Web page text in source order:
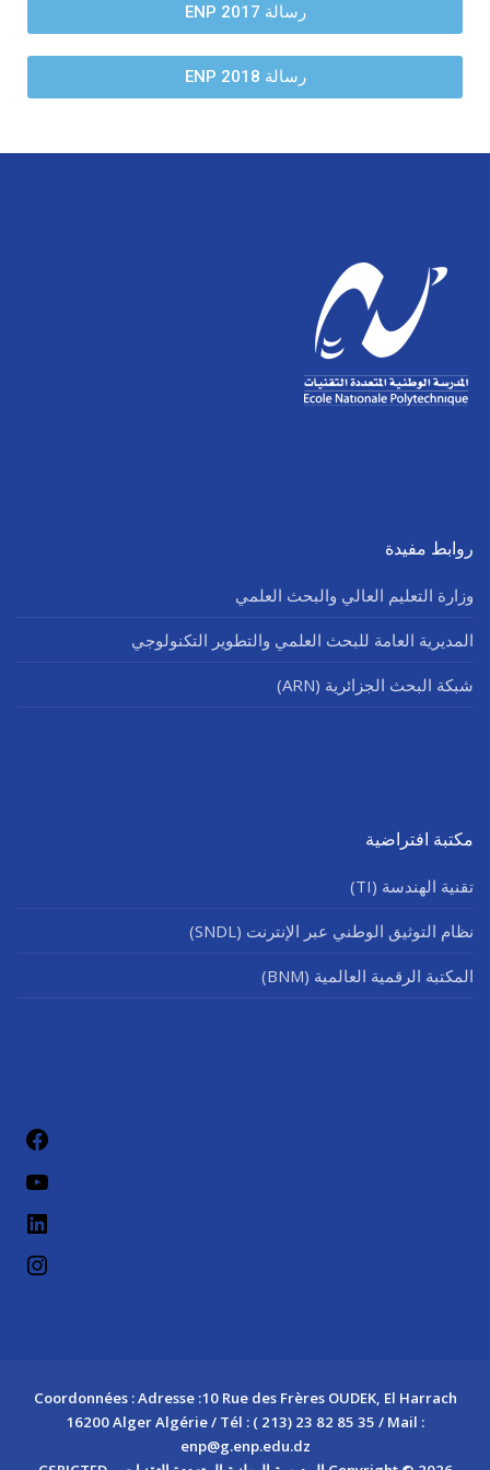
الأقــســــام الـتـحــضـيـريـــة
البرنامج الدراسي
عروض التكوين
الشهادات
رسالة ENP 2017
رسالة ENP 2018
روابط مفيدة
وزارة التعليم العالي والبحث العلمي
المديرية العامة للبحث العلمي والتطوير التكنولوجي
شبكة البحث الجزائرية (ARN)
مكتبة افتراضية
تقنية الهندسة (TI)
نظام التوثيق الوطني عبر الإنترنت (SNDL)
المكتبة الرقمية العالمية (BNM)
Coordonnées : Adresse :10 Rue des Frères OUDEK, El Harrach
16200 Alger Algérie / Tél : ( 213) 23 82 85 35 / Mail :
enp@g.enp.edu.dz